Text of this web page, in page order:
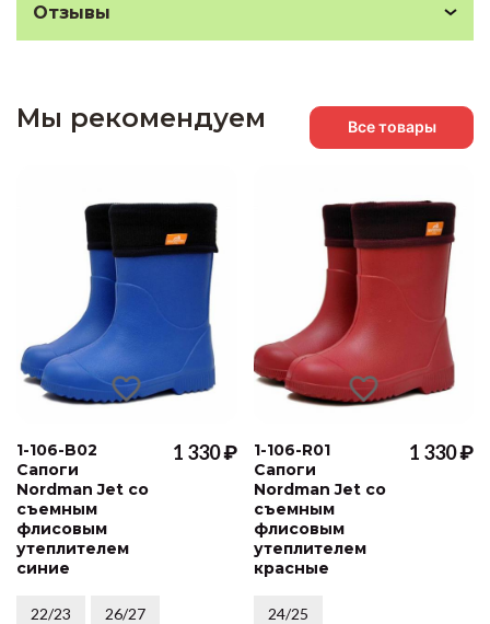
Отзывы
Мы рекомендуем Все товары
1-106-B02
Сапоги
Nordman Jet со
съемным
флисовым
утеплителем
синие
1 330 ₽
22/23 26/27
1-106-R01
Сапоги
Nordman Jet со
съемным
флисовым
утеплителем
красные
1 330 ₽
24/25